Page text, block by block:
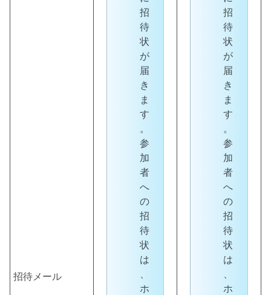
招待メール
招
待
状
が
届
き
ま
す
。
参
加
者
へ
の
招
待
状
は
、
ホ
招
待
状
が
届
き
ま
す
。
参
加
者
へ
の
招
待
状
は
、
ホ